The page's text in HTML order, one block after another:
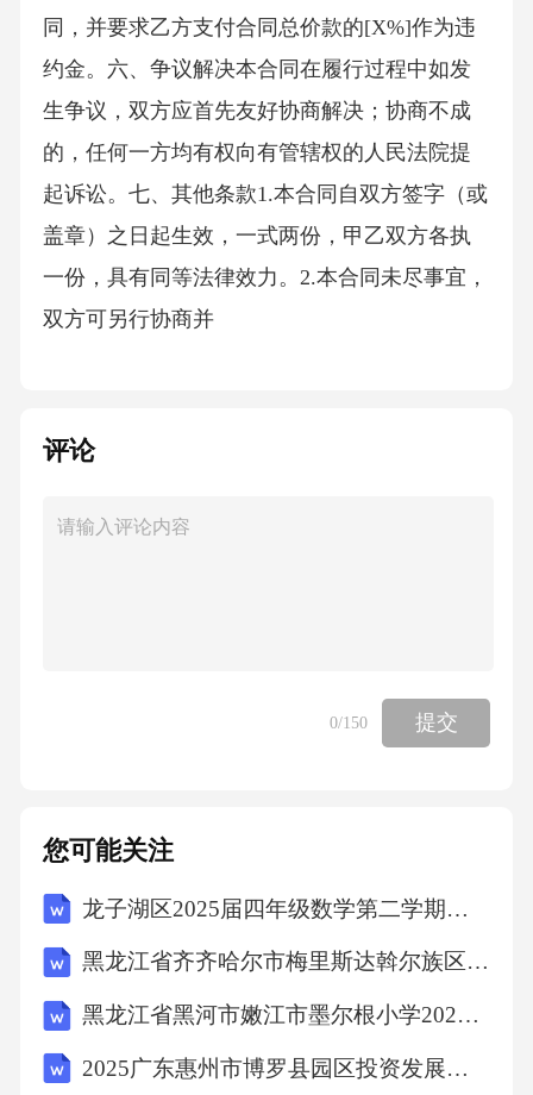
同，并要求乙方支付合同总价款的[X%]作为违
约金。六、争议解决本合同在履行过程中如发
生争议，双方应首先友好协商解决；协商不成
的，任何一方均有权向有管辖权的人民法院提
起诉讼。七、其他条款1.本合同自双方签字（或
盖章）之日起生效，一式两份，甲乙双方各执
一份，具有同等法律效力。2.本合同未尽事宜，
双方可另行协商并
评论
0/150 提交
您可能关注
龙子湖区2025届四年级数学第二学期期中检测模拟试题含答案解析
黑龙江省齐齐哈尔市梅里斯达斡尔族区2025届三年级数学下学期期中综合测试试题含答案解析
黑龙江省黑河市嫩江市墨尔根小学2025年数学四年级下学期期末预测试题（含答案）
2025广东惠州市博罗县园区投资发展有限公司招聘总及笔试历年备考题库附带答案详解